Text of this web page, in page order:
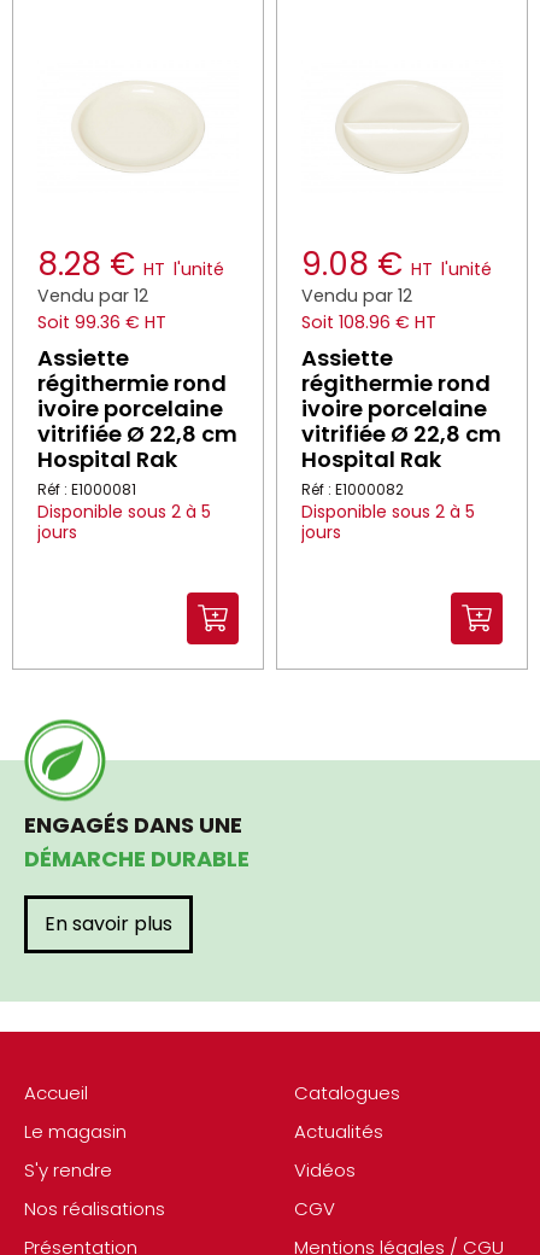
8.28 € HT l'unité
Vendu par 12
Soit 99.36 € HT
Assiette
régithermie rond
ivoire porcelaine
vitrifiée Ø 22,8 cm
Hospital Rak
Réf : E1000081
Disponible sous 2 à 5
jours
9.08 € HT l'unité
Vendu par 12
Soit 108.96 € HT
Assiette
régithermie rond
ivoire porcelaine
vitrifiée Ø 22,8 cm
Hospital Rak
Réf : E1000082
Disponible sous 2 à 5
jours
Accueil
Le magasin
S'y rendre
Nos réalisations
Présentation
Catalogues
Actualités
Vidéos
CGV
Mentions légales / CGU
ENGAGÉS DANS UNE
DÉMARCHE DURABLE
En savoir plus